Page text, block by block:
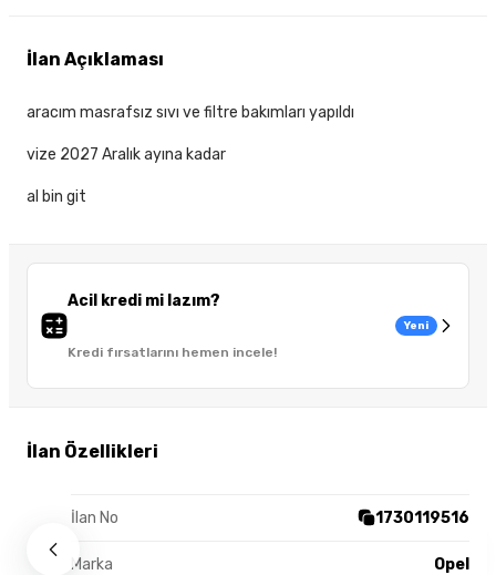
Acil kredi mi lazım?
Kredi fırsatlarını hemen incele!
Yeni
İlan Özellikleri
İlan No 1730119516
Marka Opel
İlan Açıklaması
aracım masrafsız sıvı ve filtre bakımları yapıldı
vize 2027 Aralık ayına kadar
al bin git